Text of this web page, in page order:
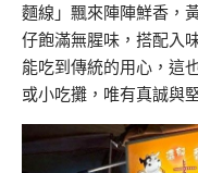
麵線」飄來陣陣鮮香，
仔飽滿無腥味，搭配入
能吃到傳統的用心，這
或小吃攤，唯有真誠與